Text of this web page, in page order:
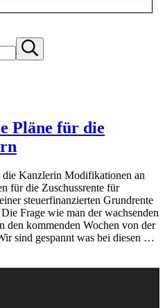
Submit
search
Pläne für die
die Kanzlerin Modifikationen an
für die Zuschussrente für
steuerfinanzierten Grundrente
Frage wie man der wachsenden
den kommenden Wochen von der
sind gespannt was bei diesen …